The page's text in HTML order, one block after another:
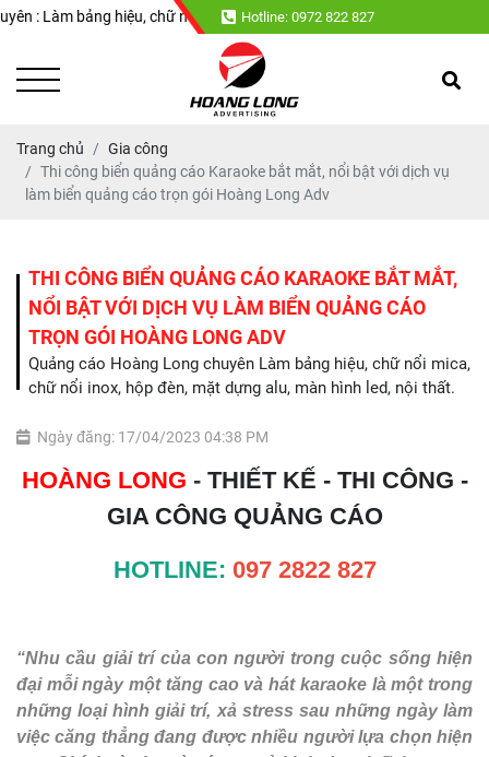
hiệu, chữ nổi mica, chữ nổi inox, hộp đèn, mặt dựng alu, màn hình
Hotline: 0972 822 827
Trang chủ
Gia công
Thi công biển quảng cáo Karaoke bắt mắt, nổi bật với dịch vụ
làm biển quảng cáo trọn gói Hoàng Long Adv
THI CÔNG BIỂN QUẢNG CÁO KARAOKE BẮT MẮT,
NỔI BẬT VỚI DỊCH VỤ LÀM BIỂN QUẢNG CÁO
TRỌN GÓI HOÀNG LONG ADV
Quảng cáo Hoàng Long chuyên Làm bảng hiệu, chữ nổi mica,
chữ nổi inox, hộp đèn, mặt dựng alu, màn hình led, nội thất.
Ngày đăng: 17/04/2023 04:38 PM
HOÀNG LONG - THIẾT KẾ - THI CÔNG -
GIA CÔNG QUẢNG CÁO
HOTLINE: 097 2822 827
“Nhu cầu giải trí của con người trong cuộc sống hiện
đại mỗi ngày một tăng cao và hát karaoke là một trong
những loại hình giải trí, xả stress sau những ngày làm
việc căng thẳng đang được nhiều người lựa chọn hiện